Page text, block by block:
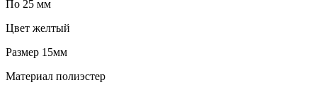
По 25 мм
Цвет желтый
Размер 15мм
Материал полиэстер